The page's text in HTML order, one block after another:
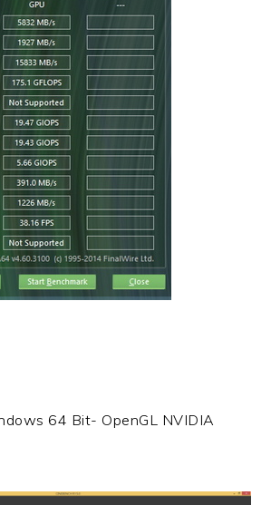
64 Bit- OpenGL NVIDIA